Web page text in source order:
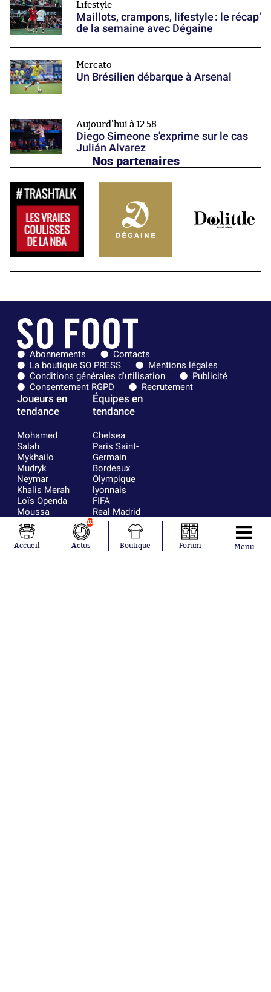
Lifestyle
Maillots, crampons, lifestyle : le récap’
de la semaine avec Dégaine
Mercato
Un Brésilien débarque à Arsenal
Aujourd'hui à 12:58
Diego Simeone s'exprime sur le cas
Julián Alvarez
Nos partenaires
Abonnements
Contacts
La boutique SO PRESS
Mentions légales
Conditions générales d'utilisation
Publicité
Consentement RGPD
Recrutement
Joueurs en
tendance
Mohamed
Salah
Mykhailo
Mudryk
Neymar
Khalis Merah
Loïs Openda
Moussa
Niakhaté
Nicolás
Tagliafico
Équipes en
tendance
Chelsea
Paris Saint-
Germain
Bordeaux
Olympique
lyonnais
FIFA
Real Madrid
RC Strasbourg
AC Milan
Accueil
10
Actus Boutique Forum Menu